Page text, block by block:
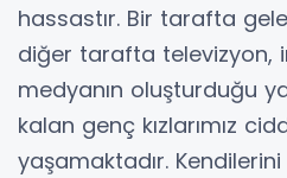
hassastır. Bir tarafta
diğer tarafta televizyon,
medyanın oluşturduğu
kalan genç kızlarımız
yaşamaktadır.